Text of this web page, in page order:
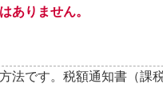
ありません。
法です。税額通知書（課